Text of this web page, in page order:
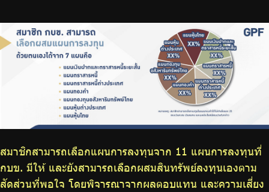
ร่วมงานกับเรา
ติดต่อเรา
| Eng
สมาชิกสามารถเลือกแผนการลงทุนจาก 11 แผนการลงทุนที่
กบข. มีให้ และยังสามารถเลือกผสมสินทรัพย์ลงทุนเองตาม
สัดส่วนที่พอใจ โดยพิจารณาจากผลตอบแทน และความเสี่ยง